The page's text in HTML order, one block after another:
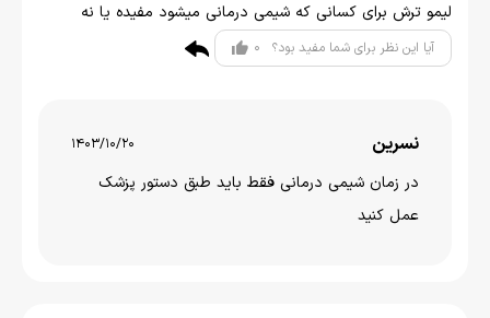
لیمو ترش برای کسانی که شیمی درمانی میشود مفیده یا نه
آیا این نظر برای شما مفید بود؟ 0
نسرین 1403/10/20
در زمان شیمی درمانی فقط باید طبق دستور پزشک
عمل کنید